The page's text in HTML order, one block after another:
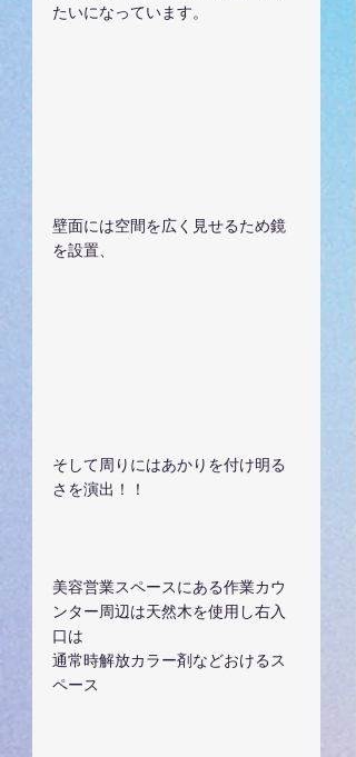
たいになっています。
壁面には空間を広く見せるため鏡
を設置、
そして周りにはあかりを付け明る
さを演出！！
美容営業スペースにある作業カウ
ンター周辺は天然木を使用し右入
口は
通常時解放カラー剤などおけるス
ペース